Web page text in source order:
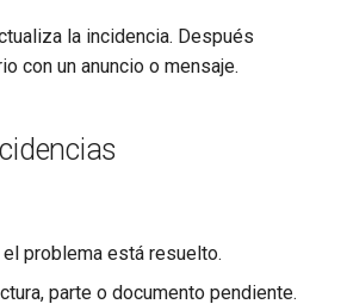
la incidencia. Después
con un anuncio o mensaje.
problema está resuelto.
parte o documento pendiente.